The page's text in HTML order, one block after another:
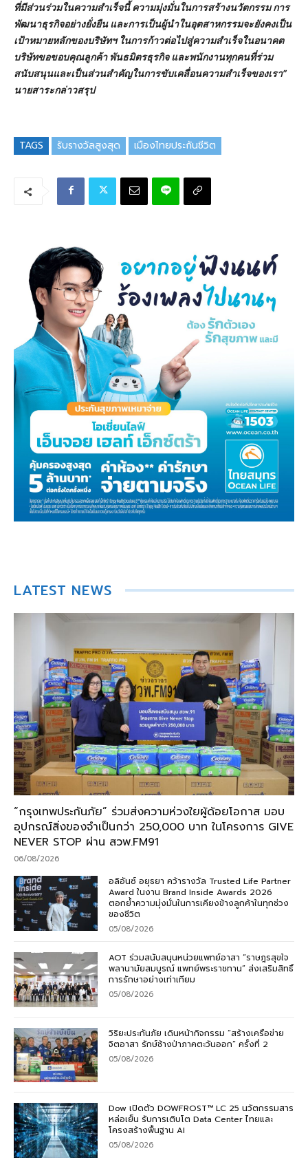
ที่มีส่วนร่วมในความสำเร็จนี้ ความมุ่งมั่นในการสร้างนวัตกรรม การ
พัฒนาธุรกิจอย่างยั่งยืน และการเป็นผู้นำในอุตสาหกรรมจะยังคงเป็น
เป้าหมายหลักของบริษัทฯ ในการก้าวต่อไปสู่ความสำเร็จในอนาคต
บริษัทขอขอบคุณลูกค้า พันธมิตรธุรกิจ และพนักงานทุกคนที่ร่วม
สนับสนุนและเป็นส่วนสำคัญในการขับเคลื่อนความสำเร็จของเรา”
นายสาระกล่าวสรุป
TAGS รับรางวัลสูงสุด เมืองไทยประกันชีวิต
LATEST NEWS
“กรุงเทพประกันภัย” ร่วมส่งความห่วงใยผู้ด้อยโอกาส มอบ
อุปกรณ์สิ่งของจำเป็นกว่า 250,000 บาท ในโครงการ GIVE
NEVER STOP ผ่าน สวพ.FM91
06/08/2026
อลิอันซ์ อยุธยา คว้ารางวัล Trusted Life Partner
Award ในงาน Brand Inside Awards 2026
ตอกย้ำความมุ่งมั่นในการเคียงข้างลูกค้าในทุกช่วง
ของชีวิต
05/08/2026
AOT ร่วมสนับสนุนหน่วยแพทย์อาสา “ราษฎรสุขใจ
พลานามัยสมบูรณ์ แพทย์พระราชทาน” ส่งเสริมสิทธิ์
การรักษาอย่างเท่าเทียม
05/08/2026
วิริยะประกันภัย เดินหน้ากิจกรรม “สร้างเครือข่าย
จิตอาสา รักษ์ช้างป่าภาคตะวันออก” ครั้งที่ 2
05/08/2026
Dow เปิดตัว DOWFROST™ LC 25 นวัตกรรมสาร
หล่อเย็น รับการเติบโต Data Center ไทยและ
โครงสร้างพื้นฐาน AI
05/08/2026